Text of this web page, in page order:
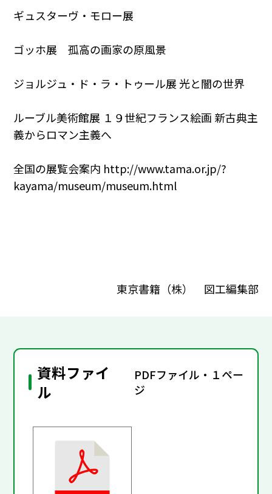
ギュスターヴ・モロー展
ゴッホ展 孤高の画家の原風景
ジョルジュ・ド・ラ・トゥール展 光と闇の世界
ルーブル美術館展 １９世紀フランス絵画 新古典主
義からロマン主義へ
全国の展覧会案内 http://www.tama.or.jp/?
kayama/museum/museum.html
東京書籍（株） 図工編集部
資料ファイ
ル
PDFファイル・１ペー
ジ